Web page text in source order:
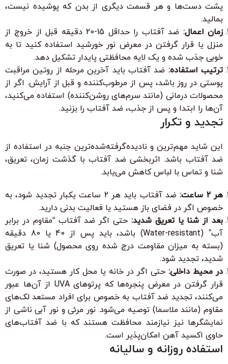
پشت دست‌ها و هر قسمت دیگری از بدن که پوشیده نیست،
بمالید.
زمان اعمال:
ضد آفتاب را حداقل 15-20 دقیقه قبل از خروج از
منزل یا قرار گرفتن در معرض نور خورشید استفاده کنید تا به
خوبی جذب شده و یک لایه محافظتی پایدار تشکیل دهد.
ترتیب استفاده: ضد آفتاب باید آخرین مرحله از روتین مراقبت
پوستی در روز باشد، پس از مرطوب‌کننده و قبل از آرایش. اگر از
محصولات درمانی (مانند سرم‌های روشن‌کننده) استفاده می‌کنید،
آن‌ها را ابتدا و پس از جذب، ضد آفتاب را بزنید.
تجدید و تکرار
این شاید مهم‌ترین و نادیده‌گرفته‌شده‌ترین جنبه در استفاده از
ضد آفتاب باشد. اثربخشی ضد آفتاب با گذشت زمان، تعریق،
شنا و تماس با لباس کاهش می‌یابد.
هر 2 ساعت:
ضد آفتاب باید هر 2 ساعت یکبار تجدید شود، به
خصوص اگر در فضای باز هستید یا فعالیت بدنی دارید.
بعد از شنا یا تعریق شدید: حتی اگر ضد آفتاب “مقاوم در برابر
آب” (Water-resistant) باشد، باید پس از 40 یا 80 دقیقه
(بسته به میزان مقاومت درج شده روی محصول) شنا یا تعریق
شدید، تجدید شود.
در محیط داخلی: حتی اگر در خانه یا محل کار هستید، در صورت
قرار گرفتن در معرض پنجره‌ها که پرتوهای UVA از آن‌ها عبور
می‌کنند، تجدید ضد آفتاب به خصوص برای افراد مستعد لک‌های
مقاوم (مانند ملاسما) توصیه می‌شود. نور مرئی و نور آبی ناشی از
نمایشگرها نیز نیازمند محافظت هستند که با ضد آفتاب‌های
حاوی اکسید آهن امکان‌پذیر است.
استفاده روزانه و سالیانه